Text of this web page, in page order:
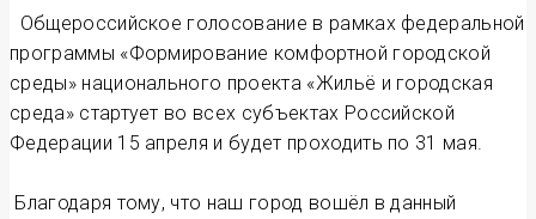
Общероссийское голосование в рамках федеральной
программы «Формирование комфортной городской
среды» национального проекта «Жильё и городская
среда» стартует во всех субъектах Российской
Федерации 15 апреля и будет проходить по 31 мая.
Благодаря тому, что наш город вошёл в данный